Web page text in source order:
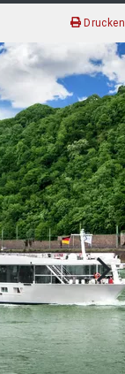
Drucken